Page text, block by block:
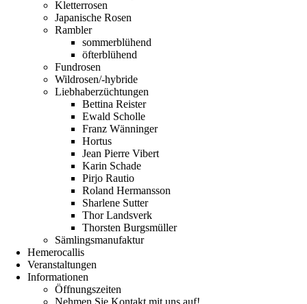
Kletterrosen
Japanische Rosen
Rambler
sommerblühend
öfterblühend
Fundrosen
Wildrosen/-hybride
Liebhaberzüchtungen
Bettina Reister
Ewald Scholle
Franz Wänninger
Hortus
Jean Pierre Vibert
Karin Schade
Pirjo Rautio
Roland Hermansson
Sharlene Sutter
Thor Landsverk
Thorsten Burgsmüller
Sämlingsmanufaktur
Hemerocallis
Veranstaltungen
Informationen
Öffnungszeiten
Nehmen Sie Kontakt mit uns auf!